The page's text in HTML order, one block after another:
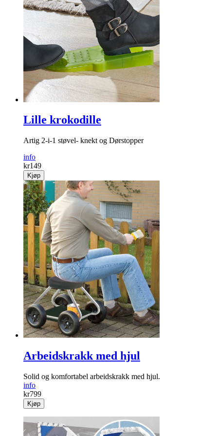
Lille krokodille
Artig 2-i-1 støvel- knekt og Dørstopper
info
kr149
Kjøp
Arbeidskrakk med hjul
Solid og komfortabel arbeidskrakk med hjul.
info
kr799
Kjøp